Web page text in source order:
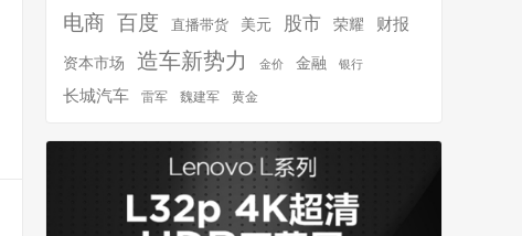
电商 百度 直播带货 美元 股市 荣耀 财报
资本市场 造车新势力 金价 金融 银行
长城汽车 雷军 魏建军 黄金